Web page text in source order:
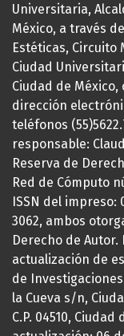
Universitaria,
México, a través
Estéticas, Circuito
Ciudad
Ciudad de
dirección
teléfonos
responsable:
Reserva de
Red de Cómputo
ISSN del impreso:
3062, ambos
Derecho de
actualización de
de
la Cueva s/n,
C.P. 04510,